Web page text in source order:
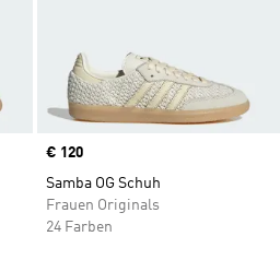
Price
€ 120
Samba OG Schuh
Frauen Originals
24 Farben